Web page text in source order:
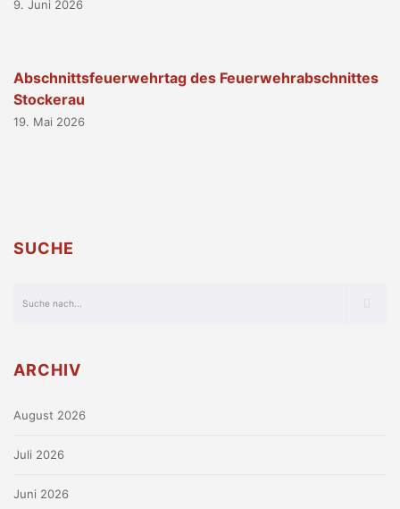
9. Juni 2026
Abschnittsfeuerwehrtag des Feuerwehrabschnittes
Stockerau
19. Mai 2026
SUCHE
ARCHIV
August 2026
Juli 2026
Juni 2026